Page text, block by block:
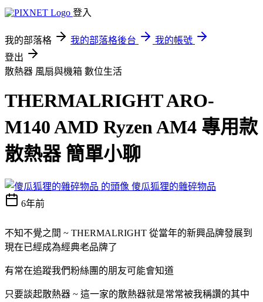
登入
我的部落格 我的部落格後台
我的帳號
登出
散熱器 風扇與機箱 數位生活
THERMALRIGHT ARO-
M140 AMD Ryzen AM4 專用款
散熱器 簡單小聊
傻瓜狐狸的雜碎物品
6年前
不知不覺之間 ~ THERMALRIGHT 從當年的新興品牌發展到
現在已經成為經典老品牌了
有常在追蹤我們粉絲團的朋友可能會知道
只要談起散熱器 ~ 這一家的散熱器就是常常被我稱讚的其中